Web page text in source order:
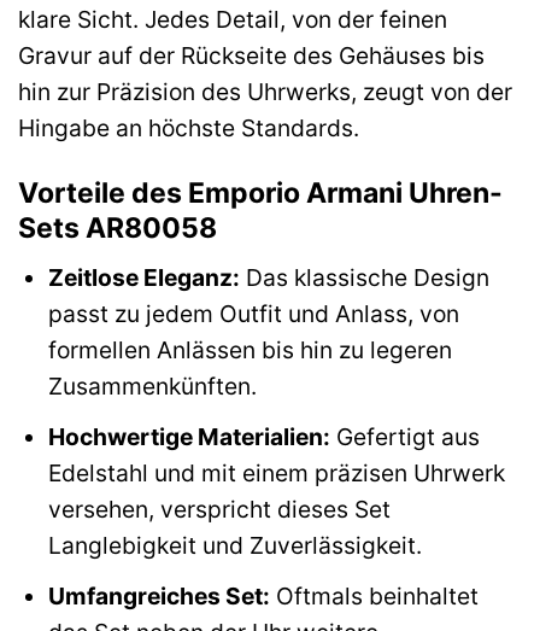
klare Sicht. Jedes Detail, von der feinen
Gravur auf der Rückseite des Gehäuses bis
hin zur Präzision des Uhrwerks, zeugt von der
Hingabe an höchste Standards.
Vorteile des Emporio Armani Uhren-
Sets AR80058
Zeitlose Eleganz: Das klassische Design
passt zu jedem Outfit und Anlass, von
formellen Anlässen bis hin zu legeren
Zusammenkünften.
Hochwertige Materialien: Gefertigt aus
Edelstahl und mit einem präzisen Uhrwerk
versehen, verspricht dieses Set
Langlebigkeit und Zuverlässigkeit.
Umfangreiches Set: Oftmals beinhaltet